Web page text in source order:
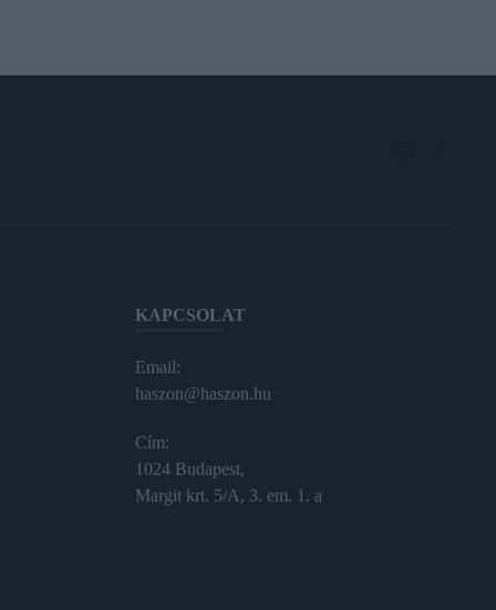
KAPCSOLAT
Email:
haszon@haszon.hu
Cím:
1024 Budapest,
Margit krt. 5/A, 3. em. 1. a